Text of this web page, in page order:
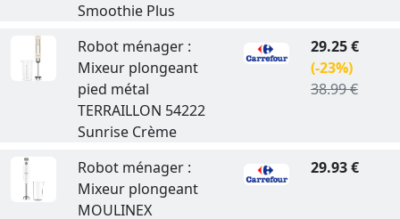
Smoothie Plus
Robot ménager :
Mixeur plongeant
pied métal
TERRAILLON 54222
Sunrise Crème
29.25 €
(-23%)
38.99 €
Robot ménager :
Mixeur plongeant
MOULINEX
29.93 €